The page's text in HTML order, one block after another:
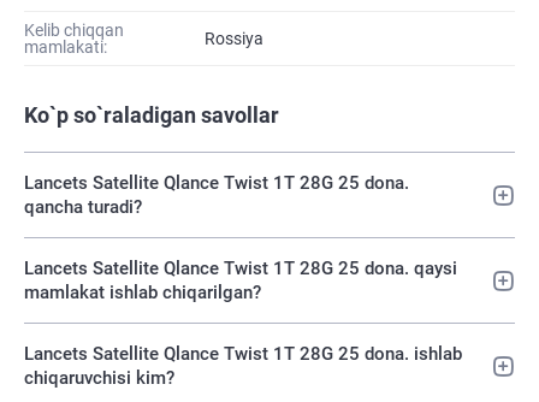
Kelib chiqqan
mamlakati:
Rossiya
Ko`p so`raladigan savollar
Lancets Satellite Qlance Twist 1T 28G 25 dona.
qancha turadi?
Lancets Satellite Qlance Twist 1T 28G 25 dona. qaysi
mamlakat ishlab chiqarilgan?
Lancets Satellite Qlance Twist 1T 28G 25 dona. ishlab
chiqaruvchisi kim?